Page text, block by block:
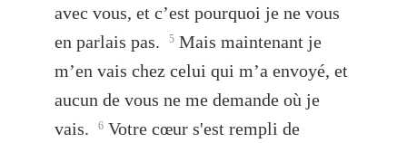
avec vous, et c’est pourquoi je ne vous
en parlais pas.
5 Mais maintenant je
m’en vais chez celui qui m’a envoyé, et
aucun de vous ne me demande où je
vais.
6 Votre cœur s'est rempli de